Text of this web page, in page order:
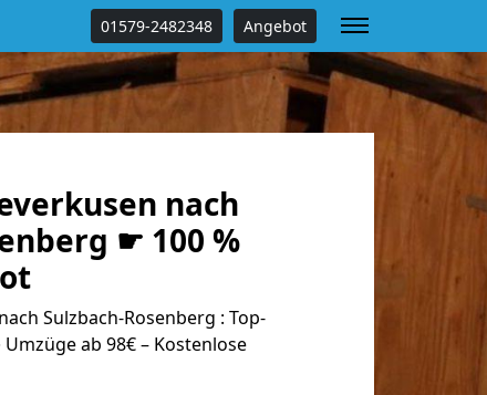
01579-2482348 Angebot
nach
☛ 100 %
Sulzbach-Rosenberg : Top-
ab 98€ – Kostenlose